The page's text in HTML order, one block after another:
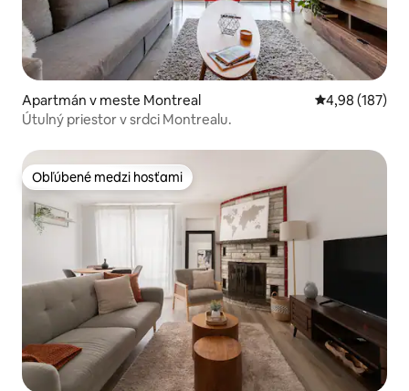
Apartmán v meste Montreal Priemerné
4,98 (187)
Útulný priestor v srdci Montrealu.
Obľúbené medzi hosťami
Obľúbené medzi hosťami